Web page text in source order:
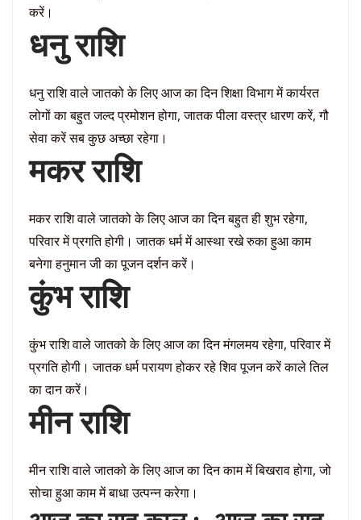
करें।
धनु राशि
धनु राशि वाले जातको के लिए आज का दिन शिक्षा विभाग में कार्यरत
लोगों का बहुत जल्द प्रमोशन होगा, जातक पीला वस्त्र धारण करें, गौ
सेवा करें सब कुछ अच्छा रहेगा।
मकर राशि
मकर राशि वाले जातको के लिए आज का दिन बहुत ही शुभ रहेगा,
परिवार में प्रगति होगी। जातक धर्म में आस्था रखे रुका हुआ काम
बनेगा हनुमान जी का पूजन दर्शन करें।
कुंभ राशि
कुंभ राशि वाले जातको के लिए आज का दिन मंगलमय रहेगा, परिवार में
प्रगति होगी। जातक धर्म परायण होकर रहे शिव पूजन करें काले तिल
का दान करें।
मीन राशि
मीन राशि वाले जातको के लिए आज का दिन काम में बिखराव होगा, जो
सोचा हुआ काम में बाधा उत्पन्न करेगा।